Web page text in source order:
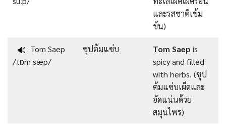
และรสชาติเข้ม
ข้น)
🔊 Tom Saep
/tɒm sæp/
ซุปต้มแซ่บ Tom Saep is
spicy and filled
with herbs. (ซุป
ต้มแซ่บเผ็ดและ
อัดแน่นด้วย
สมุนไพร)